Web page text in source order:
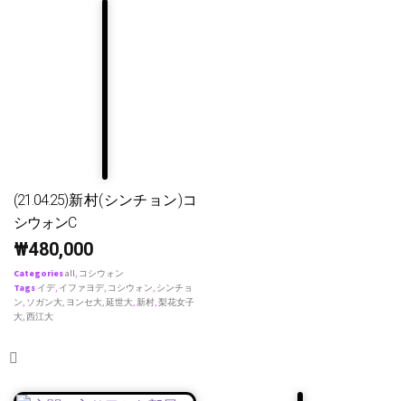
(21.04.25)新村(シンチョン)コ
シウォンC
₩480,000
Categoriesall, コシウォン
Tags イデ, イファヨデ, コシウォン, シンチョ
ン, ソガン大, ヨンセ大,延世大,新村,梨花女子
大,西江大